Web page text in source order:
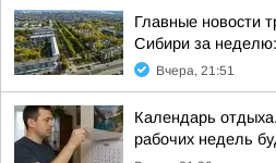
Главные новости
Сибири за неделю:
Вчера, 21:51
Календарь
рабочих недель